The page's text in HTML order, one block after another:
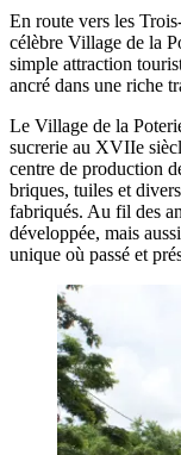
En route vers les
célèbre Village de la
simple attraction
ancré dans une riche
Le Village de la
sucrerie au XVIIe
centre de production
briques, tuiles et
fabriqués. Au fil des
développée, mais
unique où passé et